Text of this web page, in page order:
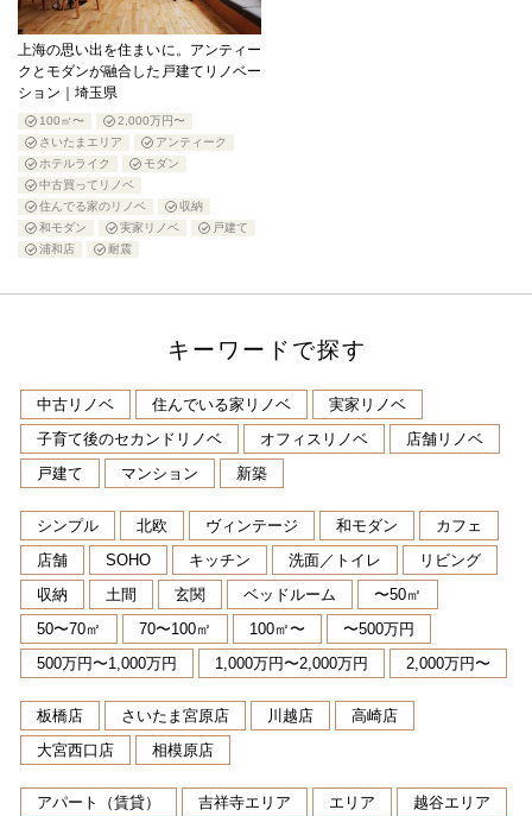
上海の思い出を住まいに。アンティー
クとモダンが融合した戸建てリノベー
ション｜埼玉県
100㎡〜
2,000万円〜
さいたまエリア
アンティーク
ホテルライク
モダン
中古買ってリノベ
住んでる家のリノベ
収納
和モダン
実家リノベ
戸建て
浦和店
耐震
キーワードで探す
中古リノベ 住んでいる家リノベ
実家リノベ
子育て後のセカンドリノベ
オフィスリノベ
店舗リノベ
戸建て
マンション 新築
シンプル 北欧 ヴィンテージ 和モダン
カフェ
店舗
SOHO キッチン 洗面／トイレ
リビング
収納
土間 玄関 ベッドルーム
〜50㎡
50〜70㎡
70〜100㎡ 100㎡〜
〜500万円
500万円〜1,000万円
1,000万円〜2,000万円 2,000万円〜
板橋店 さいたま宮原店 川越店
高崎店
大宮西口店
相模原店
アパート（賃貸） 吉祥寺エリア エリア
越谷エリア